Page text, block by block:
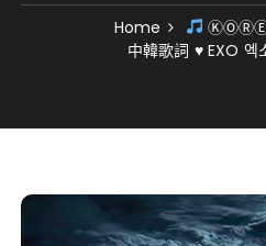
Home
中韓歌詞 ♥ EXO 엑